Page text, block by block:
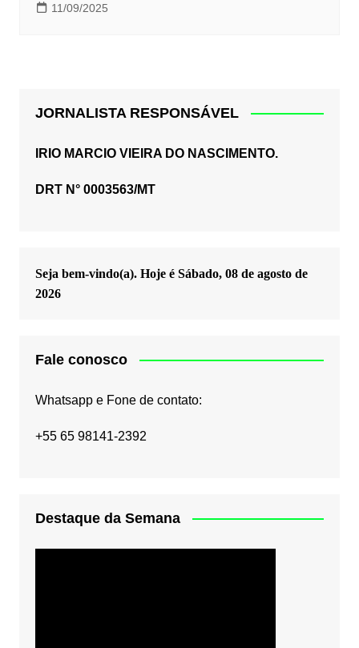
11/09/2025
JORNALISTA RESPONSÁVEL
IRIO MARCIO VIEIRA DO NASCIMENTO.
DRT N° 0003563/MT
Seja bem-vindo(a). Hoje é Sábado, 08 de agosto de
2026
Fale conosco
Whatsapp e Fone de contato:
+55 65 98141-2392
Destaque da Semana